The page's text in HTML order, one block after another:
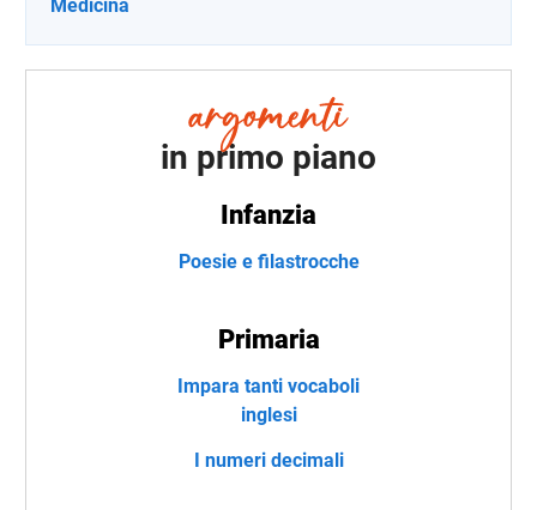
Medicina
in primo piano
Infanzia
Poesie e filastrocche
Primaria
Impara tanti vocaboli
inglesi
I numeri decimali